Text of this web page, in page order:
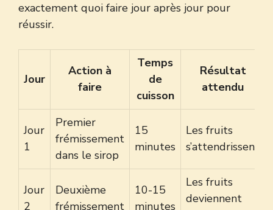
exactement quoi faire jour après jour pour
réussir.
Jour
Action à
faire
Temps
de
cuisson
Résultat
attendu
Jour
1
Premier
frémissement
dans le sirop
15
minutes
Les fruits
s’attendrissent
Jour
2
Deuxième
frémissement
10-15
minutes
Les fruits
deviennent